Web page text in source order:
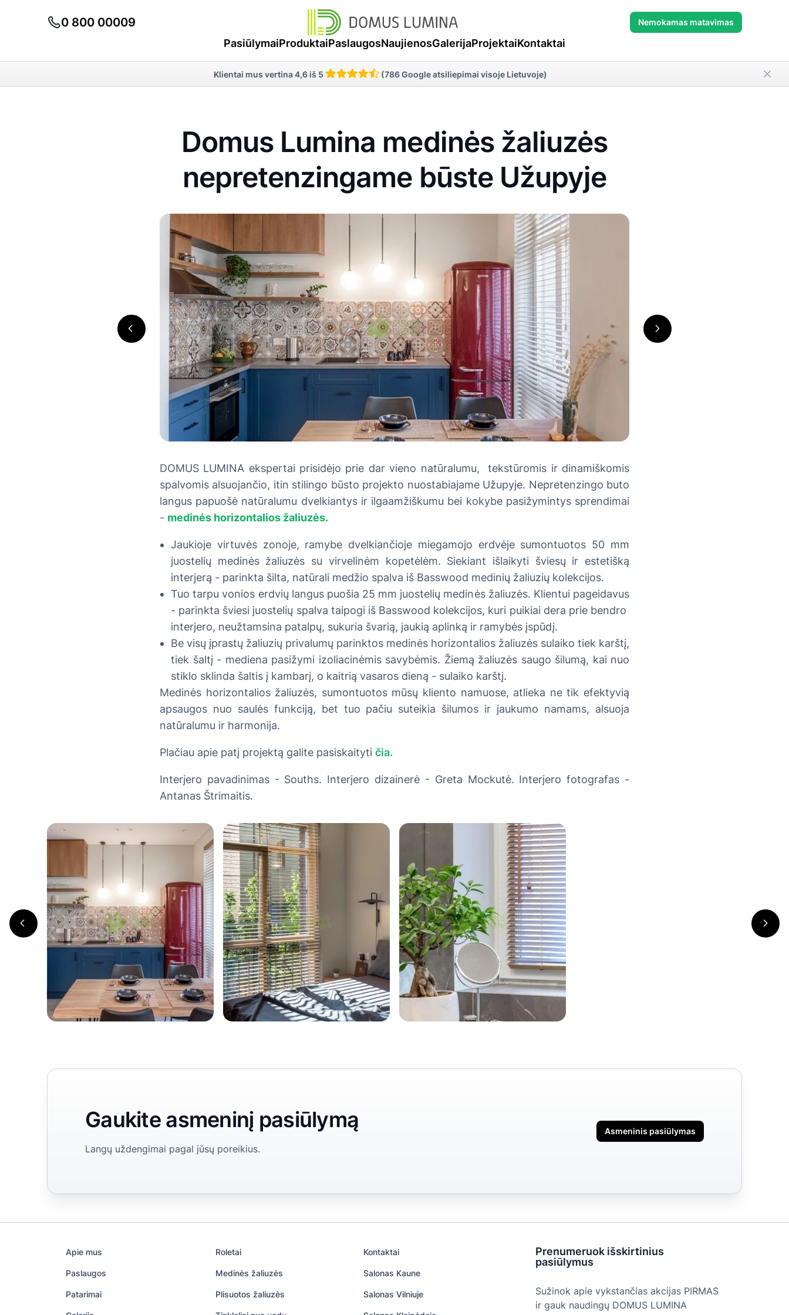
0 800 00009 Nemokamas matavimas
PasiūlymaiProduktaiPaslaugosNaujienosGalerijaProjektaiKontaktai
Klientai mus vertina 4,6 iš 5 (786 Google atsiliepimai visoje Lietuvoje)
Domus Lumina medinės žaliuzės
nepretenzingame būste Užupyje
DOMUS LUMINA ekspertai prisidėjo prie dar vieno natūralumu, tekstūromis ir dinamiškomis
spalvomis alsuojančio, itin stilingo būsto projekto nuostabiajame Užupyje. Nepretenzingo buto
langus papuošė natūralumu dvelkiantys ir ilgaamžiškumu bei kokybe pasižymintys sprendimai
- medinės horizontalios žaliuzės.
Jaukioje virtuvės zonoje, ramybe dvelkiančioje miegamojo erdvėje sumontuotos 50 mm
juostelių medinės žaliuzės su virvelinėm kopetėlėm. Siekiant išlaikyti šviesų ir estetišką
interjerą - parinkta šilta, natūrali medžio spalva iš Basswood medinių žaliuzių kolekcijos.
Tuo tarpu vonios erdvių langus puošia 25 mm juostelių medinės žaliuzės. Klientui pageidavus
- parinkta šviesi juostelių spalva taipogi iš Basswood kolekcijos, kuri puikiai dera prie bendro
interjero, neužtamsina patalpų, sukuria švarią, jaukią aplinką ir ramybės įspūdį.
Be visų įprastų žaliuzių privalumų parinktos medinės horizontalios žaliuzės sulaiko tiek karštį,
tiek šaltį - mediena pasižymi izoliacinėmis savybėmis. Žiemą žaliuzės saugo šilumą, kai nuo
stiklo sklinda šaltis į kambarį, o kaitrią vasaros dieną - sulaiko karštį.
Medinės horizontalios žaliuzės, sumontuotos mūsų kliento namuose, atlieka ne tik efektyvią
apsaugos nuo saulės funkciją, bet tuo pačiu suteikia šilumos ir jaukumo namams, alsuoja
natūralumu ir harmonija.
Plačiau apie patį projektą galite pasiskaityti čia.
Interjero pavadinimas - Souths. Interjero dizainerė - Greta Mockutė. Interjero fotografas -
Antanas Štrimaitis.
Gaukite asmeninį pasiūlymą
Langų uždengimai pagal jūsų poreikius.
Asmeninis pasiūlymas
Apie mus
Paslaugos
Patarimai
Roletai
Medinės žaliuzės
Plisuotos žaliuzės
Kontaktai
Salonas Kaune
Salonas Vilniuje
Prenumeruok išskirtinius
pasiūlymus
Sužinok apie vykstančias akcijas PIRMAS
ir gauk naudingų DOMUS LUMINA